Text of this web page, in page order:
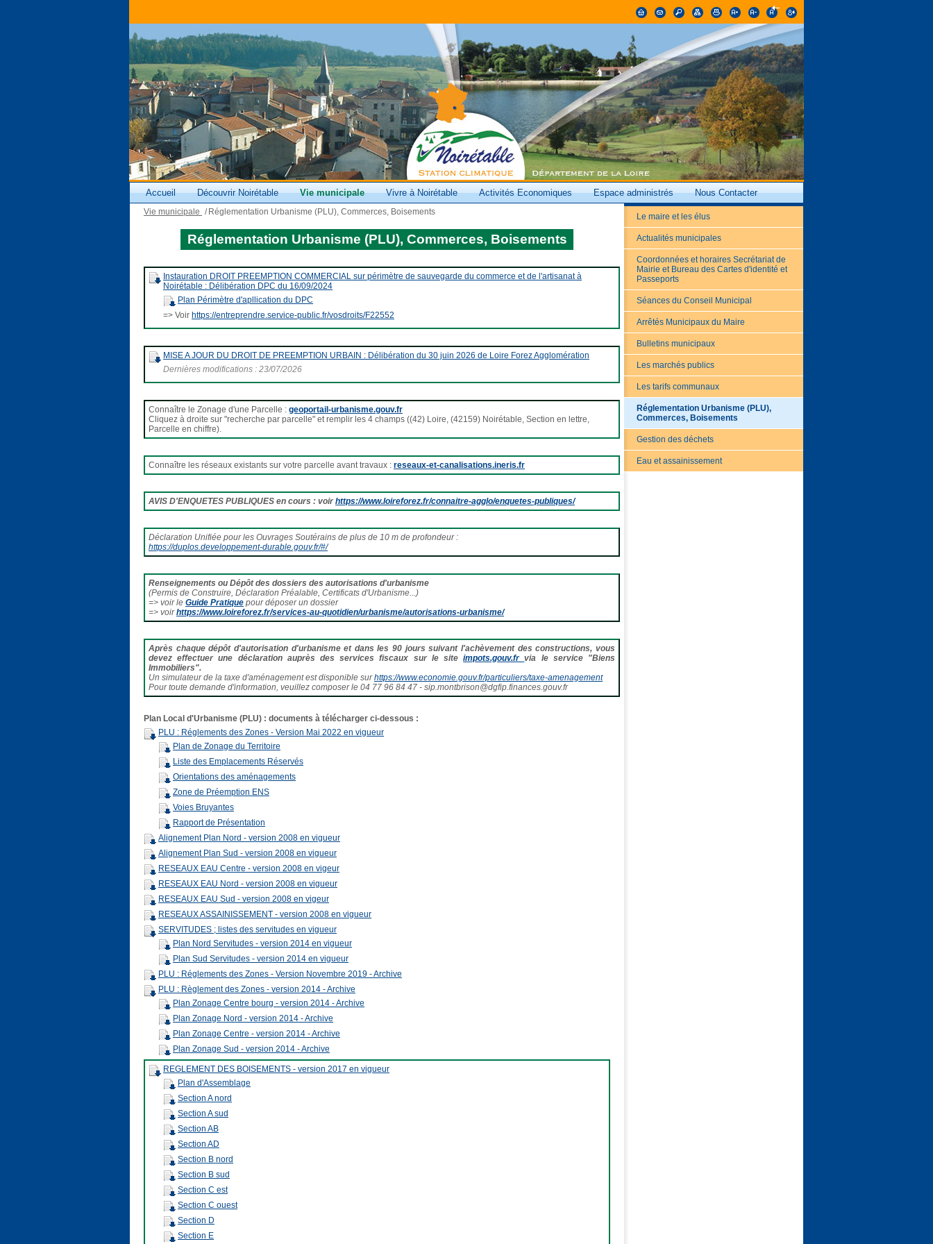
Accueil Découvrir Noirétable Vie municipale Vivre à Noirétable Activités Economiques Espace administrés Nous Contacter
Vie municipale / Réglementation Urbanisme (PLU), Commerces, Boisements
Réglementation Urbanisme (PLU), Commerces, Boisements
Instauration DROIT PREEMPTION COMMERCIAL sur périmètre de sauvegarde du commerce et de l'artisanat à
Noirétable : Délibération DPC du 16/09/2024
Plan Périmètre d'apllication du DPC
=> Voir https://entreprendre.service-public.fr/vosdroits/F22552
MISE A JOUR DU DROIT DE PREEMPTION URBAIN : Délibération du 30 juin 2026 de Loire Forez Agglomération
Dernières modifications : 23/07/2026
Connaître le Zonage d'une Parcelle : geoportail-urbanisme.gouv.fr
Cliquez à droite sur "recherche par parcelle" et remplir les 4 champs ((42) Loire, (42159) Noirétable, Section en lettre,
Parcelle en chiffre).
Connaître les réseaux existants sur votre parcelle avant travaux : reseaux-et-canalisations.ineris.fr
AVIS D'ENQUETES PUBLIQUES en cours : voir https://www.loireforez.fr/connaitre-agglo/enquetes-publiques/
Déclaration Unifiée pour les Ouvrages Soutérains de plus de 10 m de profondeur :
https://duplos.developpement-durable.gouv.fr/#/
Renseignements ou Dépôt des dossiers des autorisations d'urbanisme
(Permis de Construire, Déclaration Préalable, Certificats d'Urbanisme...)
=> voir le Guide Pratique pour déposer un dossier
=> voirhttps://www.loireforez.fr/services-au-quotidien/urbanisme/autorisations-urbanisme/
Après chaque dépôt d'autorisation d'urbanisme et dans les 90 jours suivant l'achèvement des constructions, vous
devez effectuer une déclaration auprès des services fiscaux sur le siteimpots.gouv.frvia le service "Biens
Immobiliers".
Un simulateur de la taxe d'aménagement est disponible surhttps://www.economie.gouv.fr/particuliers/taxe-amenagement
Pour toute demande d'information, veuillez composer le 04 77 96 84 47 - sip.montbrison@dgfip.finances.gouv.fr
Plan Local d'Urbanisme (PLU) : documents à télécharger ci-dessous :
PLU : Réglements des Zones - Version Mai 2022 en vigueur
Plan de Zonage du Territoire
Liste des Emplacements Réservés
Orientations des aménagements
Zone de Préemption ENS
Voies Bruyantes
Rapport de Présentation
Alignement Plan Nord - version 2008 en vigueur
Alignement Plan Sud - version 2008 en vigueur
RESEAUX EAU Centre - version 2008 en vigeur
RESEAUX EAU Nord - version 2008 en vigueur
RESEAUX EAU Sud - version 2008 en vigeur
RESEAUX ASSAINISSEMENT - version 2008 en vigueur
SERVITUDES ; listes des servitudes en vigueur
Plan Nord Servitudes - version 2014 en vigueur
Plan Sud Servitudes - version 2014 en vigueur
PLU : Réglements des Zones - Version Novembre 2019 - Archive
PLU : Règlement des Zones - version 2014 - Archive
Plan Zonage Centre bourg - version 2014 - Archive
Plan Zonage Nord - version 2014 - Archive
Plan Zonage Centre - version 2014 - Archive
Plan Zonage Sud - version 2014 - Archive
REGLEMENT DES BOISEMENTS - version 2017 en vigueur
Plan d'Assemblage
Section A nord
Section A sud
Section AB
Section AD
Section B nord
Section B sud
Section C est
Section C ouest
Section D
Section E
Le maire et les élus
Actualités municipales
Coordonnées et horaires Secrétariat de
Mairie et Bureau des Cartes d'identité et
Passeports
Séances du Conseil Municipal
Arrêtés Municipaux du Maire
Bulletins municipaux
Les marchés publics
Les tarifs communaux
Réglementation Urbanisme (PLU),
Commerces, Boisements
Gestion des déchets
Eau et assainissement